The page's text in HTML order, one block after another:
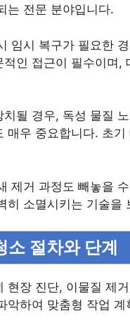
는 전문 분야입니다.
임시 복구가 필요한
인 접근이 필수이며
치될 경우, 독성 물질
매우 중요합니다. 초
제거 과정도 빼놓을
히 소멸시키는 기술을
소 절차와 단계
현장 진단, 이물질 제
악하여 맞춤형 작업